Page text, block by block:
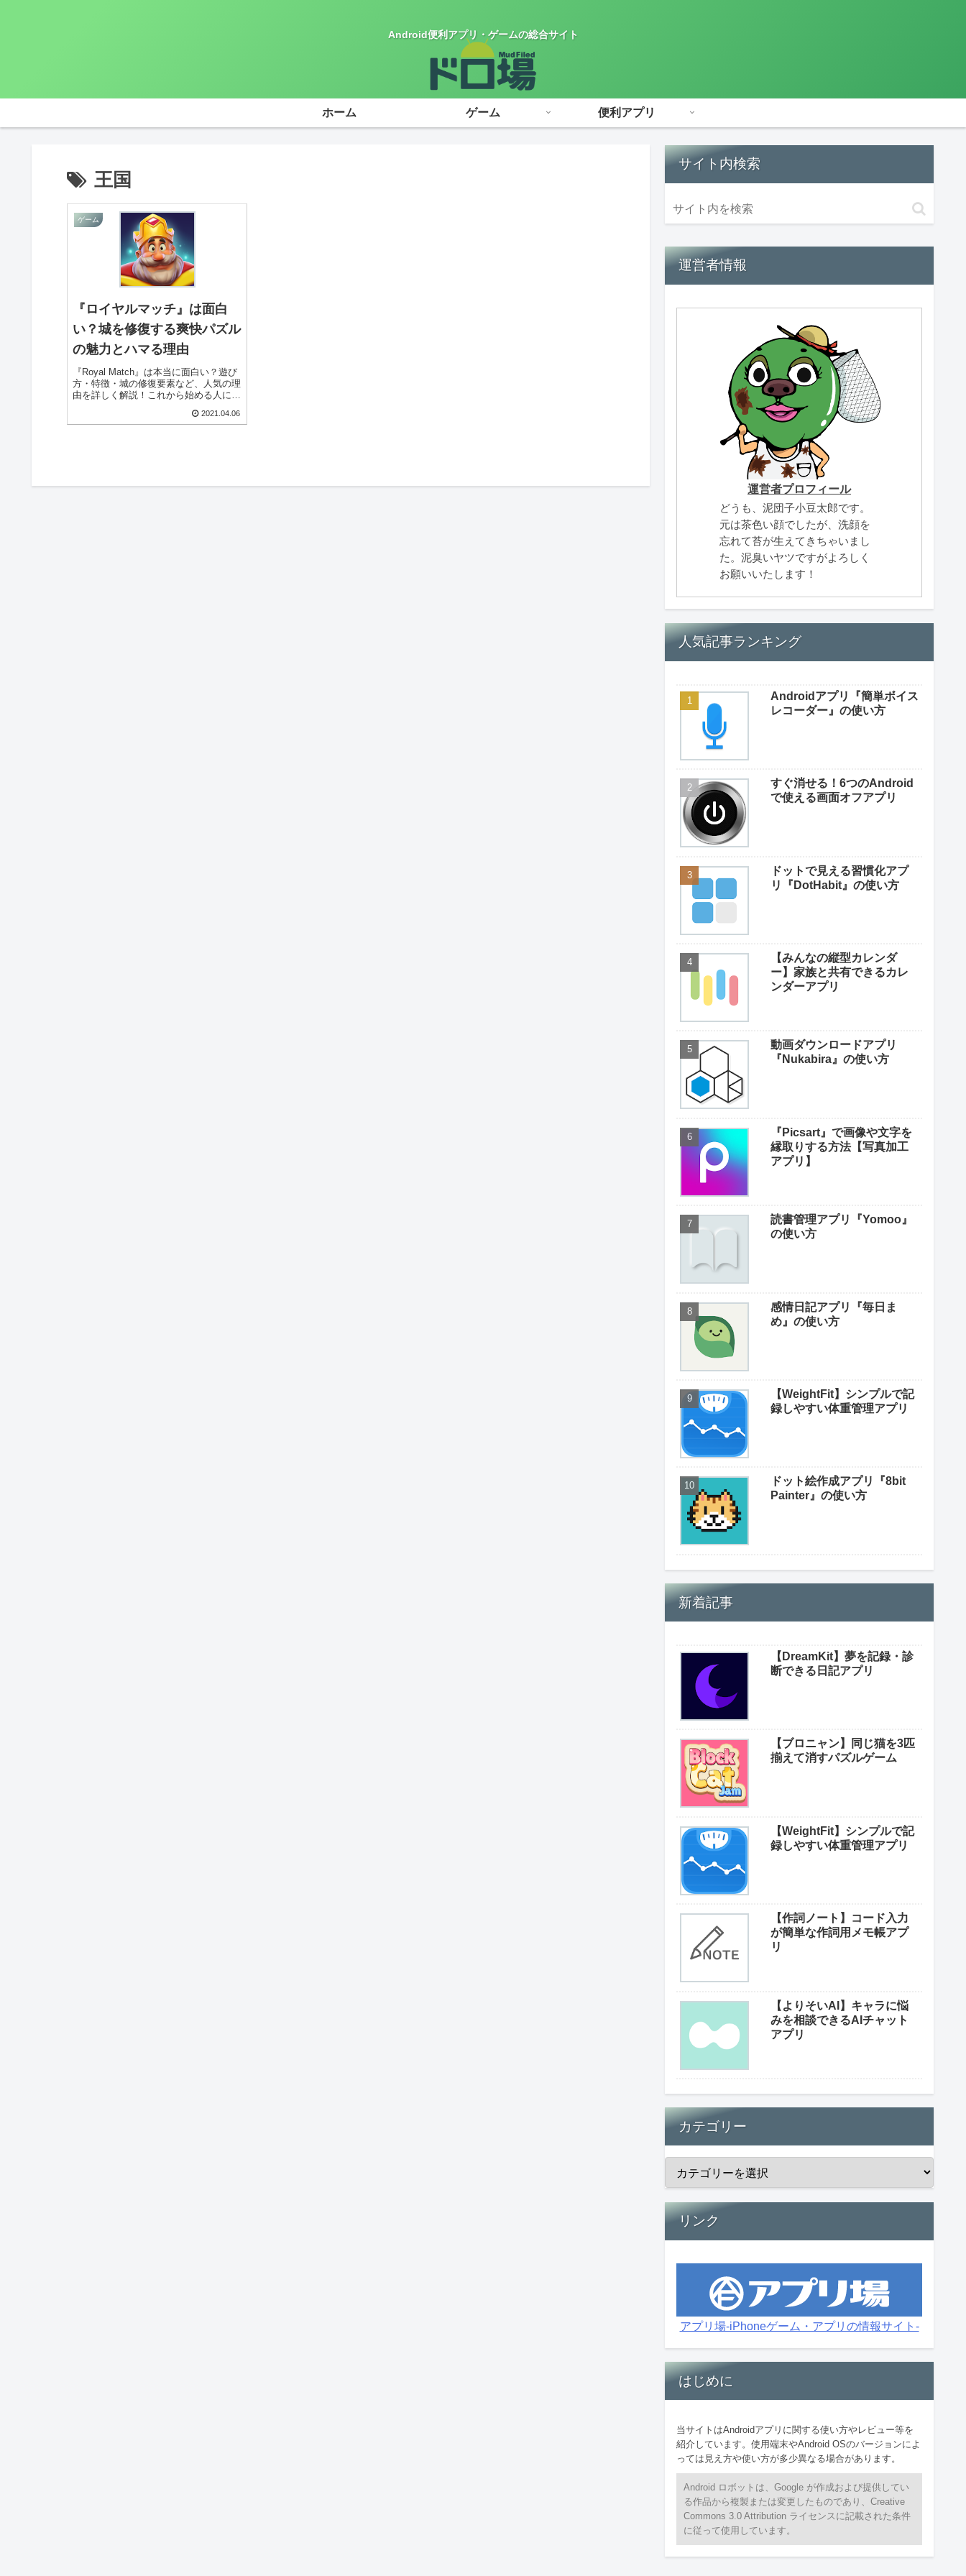
Android便利アプリ・ゲームの総合サイト
ホーム ゲーム 便利アプリ
王国
ゲーム
『ロイヤルマッチ』は面白
い？城を修復する爽快パズル
の魅力とハマる理由
『Royal Match』は本当に面白い？遊び
方・特徴・城の修復要素など、人気の理
由を詳しく解説！これから始める人にも
2021.04.06
サイト内検索
運営者情報
運営者プロフィール
どうも、泥団子小豆太郎です。
元は茶色い顔でしたが、洗顔を
忘れて苔が生えてきちゃいまし
た。泥臭いヤツですがよろしく
お願いいたします！
人気記事ランキング
Androidアプリ『簡単ボイス
レコーダー』の使い方
すぐ消せる！6つのAndroid
で使える画面オフアプリ
ドットで見える習慣化アプ
リ『DotHabit』の使い方
【みんなの縦型カレンダ
ー】家族と共有できるカレ
ンダーアプリ
動画ダウンロードアプリ
『Nukabira』の使い方
『Picsart』で画像や文字を
縁取りする方法【写真加工
アプリ】
読書管理アプリ『Yomoo』
の使い方
感情日記アプリ『毎日ま
め』の使い方
【WeightFit】シンプルで記
録しやすい体重管理アプリ
ドット絵作成アプリ『8bit
Painter』の使い方
新着記事
【DreamKit】夢を記録・診
断できる日記アプリ
【ブロニャン】同じ猫を3匹
揃えて消すパズルゲーム
【WeightFit】シンプルで記
録しやすい体重管理アプリ
【作詞ノート】コード入力
が簡単な作詞用メモ帳アプ
リ
【よりそいAI】キャラに悩
みを相談できるAIチャット
アプリ
カテゴリー
リンク
アプリ場-iPhoneゲーム・アプリの情報サイト-
はじめに
当サイトはAndroidアプリに関する使い方やレビュー等を
紹介しています。使用端末やAndroid OSのバージョンによ
っては見え方や使い方が多少異なる場合があります。
Android ロボットは、Google が作成および提供してい
る作品から複製または変更したものであり、Creative
Commons 3.0 Attribution ライセンスに記載された条件
に従って使用しています。